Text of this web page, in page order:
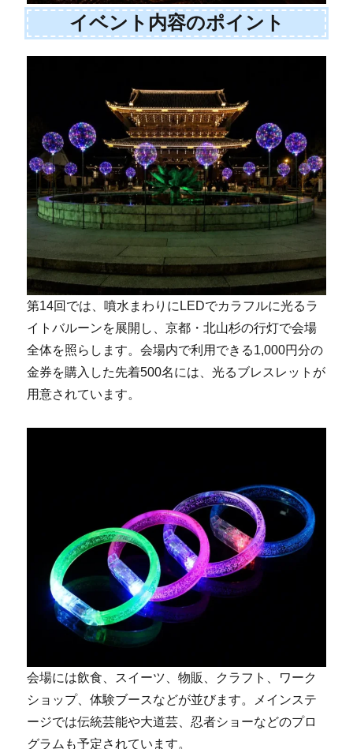
イベント内容のポイント
第14回では、噴水まわりにLEDでカラフルに光るラ
イトバルーンを展開し、京都・北山杉の行灯で会場
全体を照らします。会場内で利用できる1,000円分の
金券を購入した先着500名には、光るブレスレットが
用意されています。
会場には飲食、スイーツ、物販、クラフト、ワーク
ショップ、体験ブースなどが並びます。メインステ
ージでは伝統芸能や大道芸、忍者ショーなどのプロ
グラムも予定されています。